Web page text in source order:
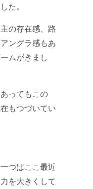
た。
の存在感、路
ングラ感もあ
ムがきまし
ってもこの
もつづいてい
つはここ最近
を大きくして